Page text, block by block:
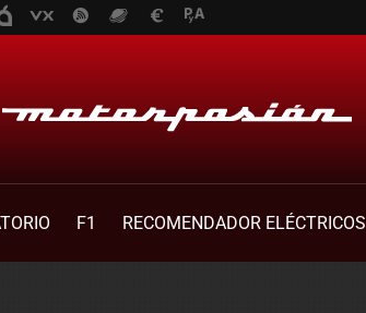
F1
RECOMENDADOR ELÉCTRICOS